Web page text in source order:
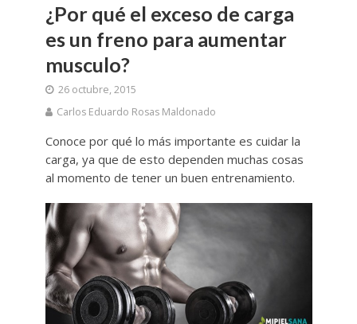
¿Por qué el exceso de carga
es un freno para aumentar
musculo?
26 octubre, 2015
Carlos Eduardo Rosas Maldonado
Conoce por qué lo más importante es cuidar la
carga, ya que de esto dependen muchas cosas
al momento de tener un buen entrenamiento.